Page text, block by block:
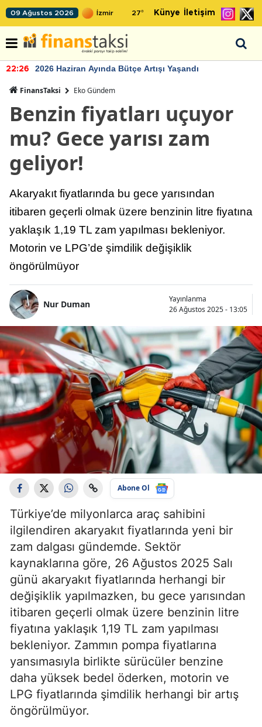
09 Ağustos 2026 27° Künye İletişim
22:26 2026 Haziran Ayında Bütçe Artışı Yaşandı
FinansTaksi Eko Gündem
Benzin fiyatları uçuyor
mu? Gece yarısı zam
geliyor!
Akaryakıt fiyatlarında bu gece yarısından
itibaren geçerli olmak üzere benzinin litre fiyatına
yaklaşık 1,19 TL zam yapılması bekleniyor.
Motorin ve LPG’de şimdilik değişiklik
öngörülmüyor
Nur Duman
Yayınlanma
26 Ağustos 2025 - 13:05
Abone Ol
Türkiye’de milyonlarca araç sahibini
ilgilendiren akaryakıt fiyatlarında yeni bir
zam dalgası gündemde. Sektör
kaynaklarına göre, 26 Ağustos 2025 Salı
günü akaryakıt fiyatlarında herhangi bir
değişiklik yapılmazken, bu gece yarısından
itibaren geçerli olmak üzere benzinin litre
fiyatına yaklaşık 1,19 TL zam yapılması
bekleniyor. Zammın pompa fiyatlarına
yansımasıyla birlikte sürücüler benzine
daha yüksek bedel öderken, motorin ve
LPG fiyatlarında şimdilik herhangi bir artış
öngörülmüyor.